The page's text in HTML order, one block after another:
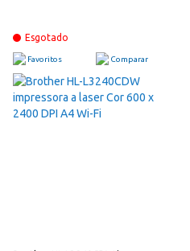
Esgotado
Favoritos Comparar